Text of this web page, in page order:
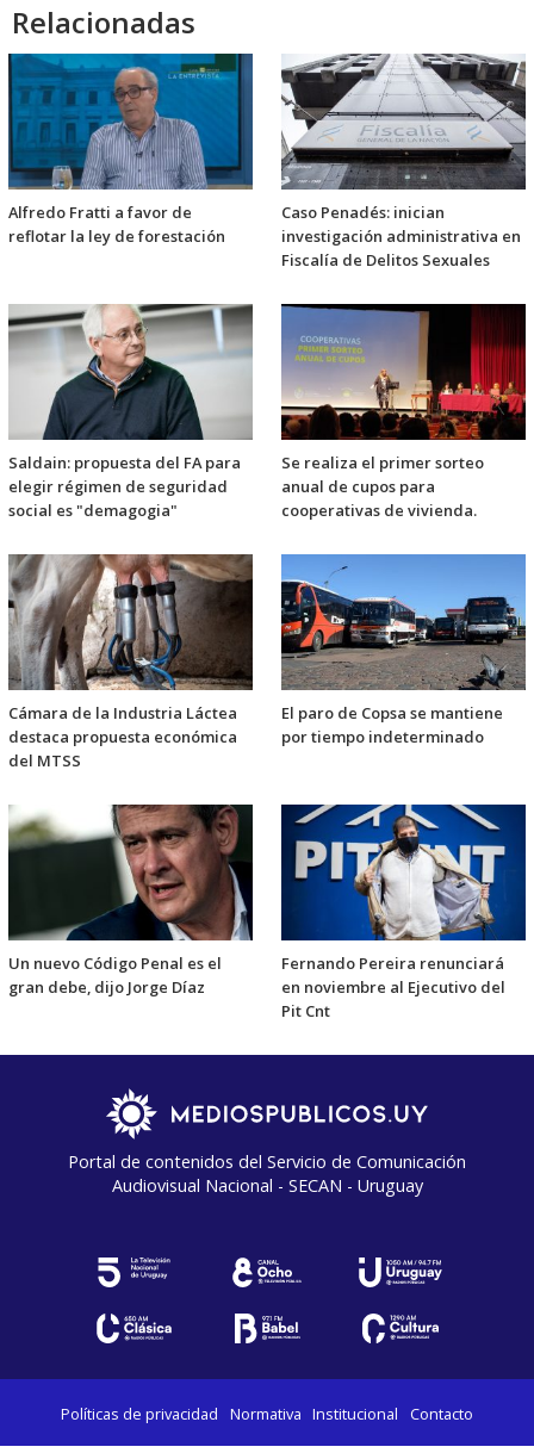
Relacionadas
Alfredo Fratti a favor de
reflotar la ley de forestación
Caso Penadés: inician
investigación administrativa en
Fiscalía de Delitos Sexuales
Saldain: propuesta del FA para
elegir régimen de seguridad
social es "demagogia"
Se realiza el primer sorteo
anual de cupos para
cooperativas de vivienda.
Cámara de la Industria Láctea
destaca propuesta económica
del MTSS
El paro de Copsa se mantiene
por tiempo indeterminado
Un nuevo Código Penal es el
gran debe, dijo Jorge Díaz
Fernando Pereira renunciará
en noviembre al Ejecutivo del
Pit Cnt
Portal de contenidos del Servicio de Comunicación
Audiovisual Nacional - SECAN - Uruguay
Políticas de privacidad Normativa Institucional Contacto